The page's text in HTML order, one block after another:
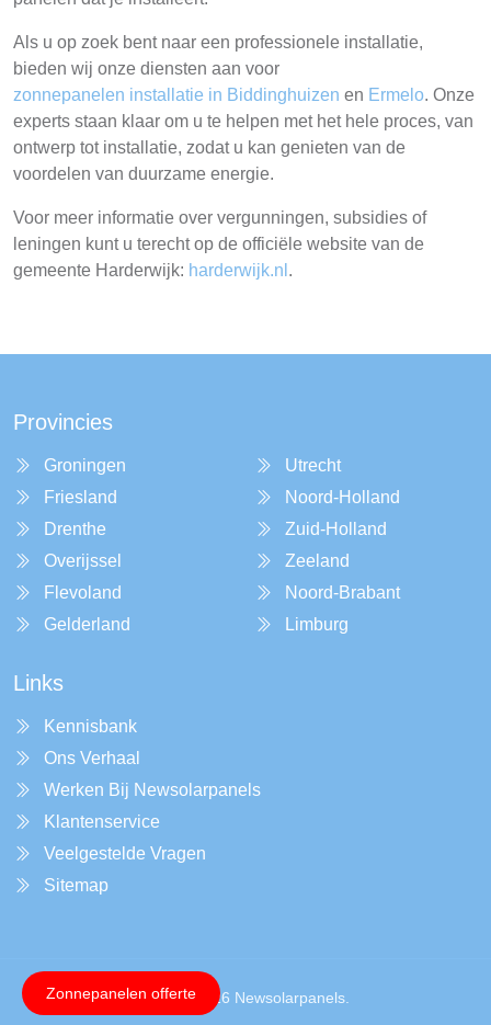
Als u op zoek bent naar een professionele installatie,
bieden wij onze diensten aan voor
zonnepanelen installatie in Biddinghuizen en Ermelo. Onze
experts staan klaar om u te helpen met het hele proces, van
ontwerp tot installatie, zodat u kan genieten van de
voordelen van duurzame energie.
Voor meer informatie over vergunningen, subsidies of
leningen kunt u terecht op de officiële website van de
gemeente Harderwijk: harderwijk.nl .
Provincies
Groningen
Friesland
Drenthe
Overijssel
Flevoland
Gelderland
Utrecht
Noord-Holland
Zuid-Holland
Zeeland
Noord-Brabant
Limburg
Links
Kennisbank
Ons Verhaal
Werken Bij Newsolarpanels
Klantenservice
Veelgestelde Vragen
Sitemap
Copyright © 2026 Newsolarpanels.
Zonnepanelen offerte